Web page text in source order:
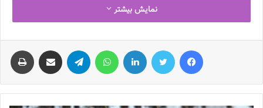
نوشته های مشابه
چالش هاى ليست جدید تيم ملى فوتبال
زنان
2023-06-14
نمایش بیشتر